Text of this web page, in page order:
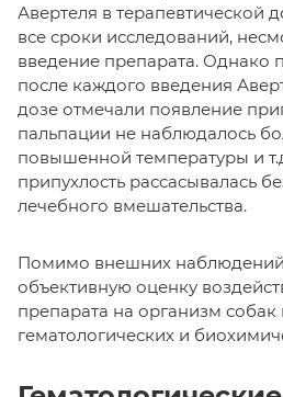
Авертеля в терапевтической
все сроки исследований,
введение препарата. Однако
после каждого введения
дозе отмечали появление
пальпации не наблюдалось
повышенной температуры и
припухлость рассасывалась
лечебного вмешательства.
Помимо внешних
объективную оценку
препарата на организм собак
гематологических и